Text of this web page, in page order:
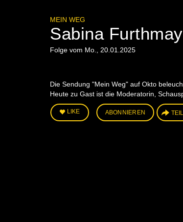
MEIN WEG
Sabina
Folge vom Mo., 20.01.2025
Die Sendung "Mein Weg" auf Okto
Heute zu Gast ist die Moderatorin,
LIKE ABONNIEREN